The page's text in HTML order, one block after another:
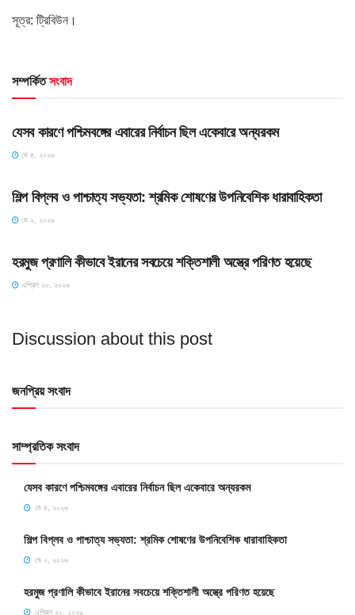
সূত্র: ট্রিবিউন।
সম্পর্কিতসংবাদ
HOME POST
যেসব কারণে পশ্চিমবঙ্গের এবারের নির্বাচন ছিল একেবারে অন্যরকম
মে ৪, ২০২৬
শিল্প বিপ্লব ও পাশ্চাত্য সভ্যতা: শ্রমিক শোষণের উপনিবেশিক ধারাবাহিকতা
মে ২, ২০২৬
হরমুজ প্রণালি কীভাবে ইরানের সবচেয়ে শক্তিশালী অস্ত্রে পরিণত হয়েছে
এপ্রিল ২০, ২০২৬
Discussion about this post
জনপ্রিয় সংবাদ
সাম্প্রতিক সংবাদ
যেসব কারণে পশ্চিমবঙ্গের এবারের নির্বাচন ছিল একেবারে অন্যরকম
মে ৪, ২০২৬
শিল্প বিপ্লব ও পাশ্চাত্য সভ্যতা: শ্রমিক শোষণের উপনিবেশিক ধারাবাহিকতা
মে ২, ২০২৬
হরমুজ প্রণালি কীভাবে ইরানের সবচেয়ে শক্তিশালী অস্ত্রে পরিণত হয়েছে
এপ্রিল ২০, ২০২৬